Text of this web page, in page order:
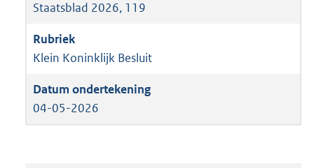
Staatsblad 2026, 119
Klein Koninklijk Besluit
04-05-2026